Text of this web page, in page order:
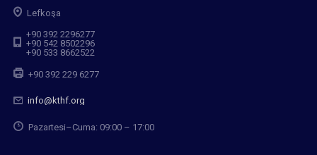
Lefkoşa
+90 392 2296277
+90 542 8502296
+90 533 8662522
+90 392 229 6277
info@kthf.org
Pazartesi–Cuma: 09:00 – 17:00